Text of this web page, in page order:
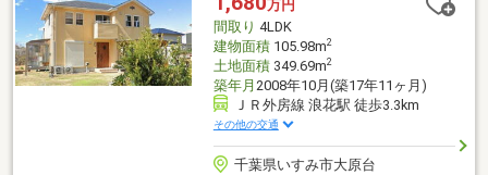
保有者も居ますので、不動産会社選びで迷っている方はぜひ一度
ご相談ください♪
万円
間取り 4LDK
建物面積105.98m2
土地面積349.69m2
築年月 2008年10月(築17年11ヶ月)
ＪＲ外房線 浪花駅 徒歩3.3km
その他の交通
千葉県いすみ市大原台